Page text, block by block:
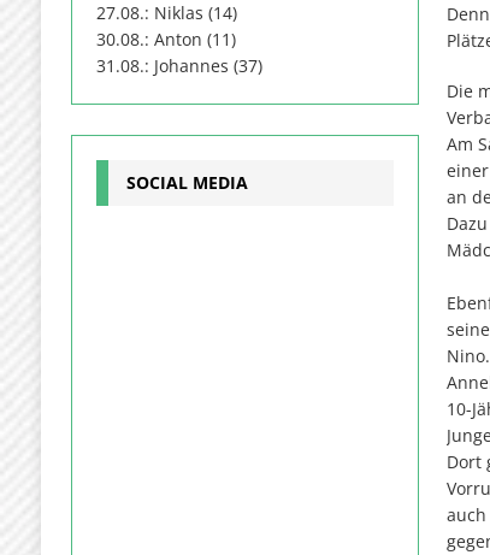
Die
Am
an
10-
Dort
27.08.: Niklas (14)
30.08.: Anton (11)
31.08.: Johannes (37)
SOCIAL MEDIA